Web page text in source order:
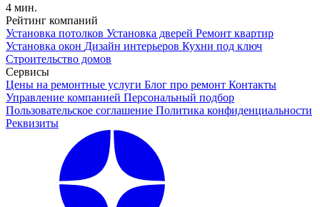
4 мин.
Рейтинг компаний
Установка потолков Установка дверей Ремонт квартир
Установка окон Дизайн интерьеров Кухни под ключ
Строительство домов
Сервисы
Цены на ремонтные услуги Блог про ремонт Контакты
Управление компанией Персональный подбор
Пользовательское соглашение Политика конфиденциальности
Реквизиты